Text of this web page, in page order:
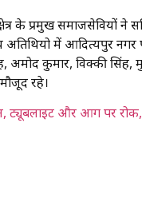
के प्रमुख समाजसेवियों ने
में आदित्यपुर नगर
अमोद कुमार, विक्की सिंह,
रहे।
ट्यूबलाइट और आग पर